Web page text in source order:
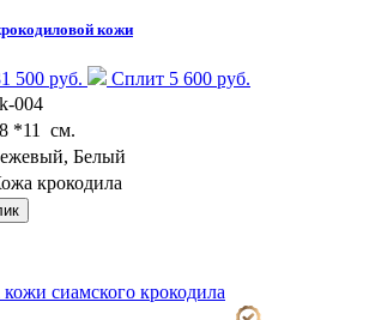
кожи
500 руб.
Сплит 5 600 руб.
004
*11 см.
Белый
крокодила